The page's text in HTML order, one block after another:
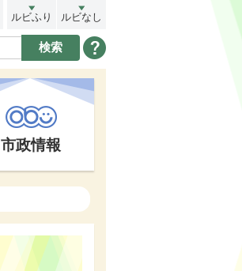
ルビふり ルビなし
市政情報